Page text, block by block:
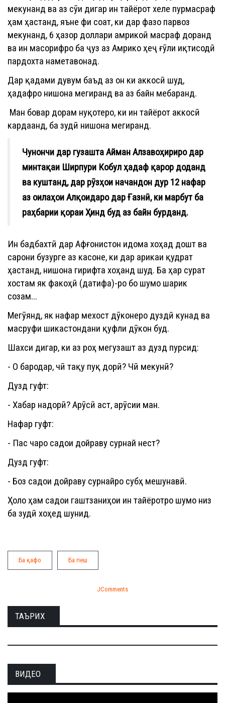
мекунанд ва аз сӯи дигар ин тайёрот хеле пурмасраф
ҳам ҳастанд, яъне фи соат, ки дар фазо парвоз
мекунанд, 6 ҳазор доллари амрикоӣ масраф доранд
ва ин масорифро ба ҷуз аз Амрико ҳеҷ ғӯли иқтисодӣ
пардохта наметавонад.
Дар қадами дувум баъд аз он ки аккосӣ шуд,
ҳадафро нишона мегиранд ва аз байн мебаранд.
Ман бовар дорам нуқотеро, ки ин тайёрот аккосӣ
кардаанд, ба зудӣ нишона мегиранд.
Чунончи дар гузашта Айман Алзавоҳириро дар
минтақаи Ширпури Кобул ҳадаф қарор доданд
ва куштанд, дар рӯзҳои начандон дур 12 нафар
аз оилаҳои Алқоидаро дар Ғазнӣ, ки марбут ба
раҳбарии қораи Ҳинд буд аз байн бурданд.
Ин бадбахтӣ дар Афғонистон идома хоҳад дошт ва
сарони бузурге аз касоне, ки дар арикаи қудрат
ҳастанд, нишона гирифта хоҳанд шуд. Ба ҳар сурат
хостам як факоҳӣ (датифа)-ро бо шумо шарик
созам...
Мегӯянд, як нафар мехост дӯконеро дуздӣ кунад ва
масруфи шикастондани қуфли дӯкон буд.
Шахси дигар, ки аз роҳ мегузашт аз дузд пурсид:
- О бародар, чӣ тақу пуқ дорӣ? Чӣ мекунӣ?
Дузд гуфт:
- Хабар надорӣ? Арӯсӣ аст, арӯсии ман.
Нафар гуфт:
- Пас чаро садои дойраву сурнай нест?
Дузд гуфт:
- Боз садои дойраву сурнайро субҳ мешунавӣ.
Ҳоло ҳам садои гаштзаниҳои ин тайёротро шумо низ
ба зудӣ хоҳед шунид.
Ба қафо Ба пеш
JComments
ТАЪРИХ
ВИДЕО